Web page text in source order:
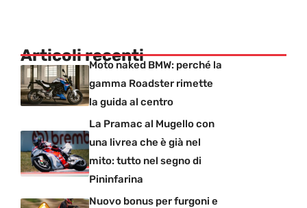
Articoli recentiMoto naked BMW: perché la
gamma Roadster rimette
la guida al centro
La Pramac al Mugello con
una livrea che è già nel
mito: tutto nel segno di
Pininfarina
Nuovo bonus per furgoni e